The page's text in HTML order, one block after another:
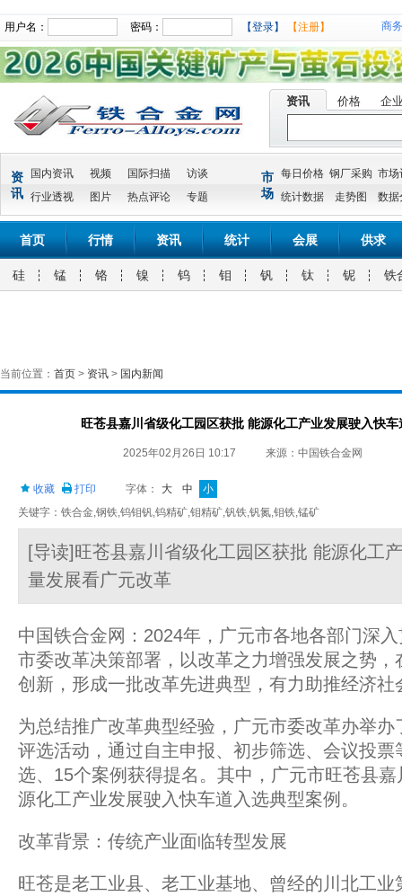
用户名： 密码： 【登录】 【注册】 商
资讯 价格 企
资
讯
国内资讯 视频 国际扫描
访谈
行业透视
图片 热点评论 专题
市
场
每日价格 钢厂采购 市场
统计数据
走势图 数据
首页 行情 资讯 统计 会展 供求
硅 锰 铬 镍 钨 钼 钒 钛 铌 铁
当前位置： 首页 > 资讯 > 国内新闻
旺苍县嘉川省级化工园区获批 能源化工产业发展驶入快
2025年02月26日 10:17 来源：中国铁合金网
收藏 打印 字体： 大 中
小
关键字：铁合金,钢铁,钨钼钒,钨精矿,钼精矿,钒铁,钒氮,钼铁,锰矿
[导读]旺苍县嘉川省级化工园区获批 能源化工
量发展看广元改革
中国铁合金网：2024年，广元市各地各部门深
市委改革决策部署，以改革之力增强发展之势
创新，形成一批改革先进典型，有力助推经济社
为总结推广改革典型经验，广元市委改革办举
评选活动，通过自主申报、初步筛选、会议投
选、15个案例获得提名。其中，广元市旺苍县
源化工产业发展驶入快车道入选典型案例。
改革背景：传统产业面临转型发展
旺苍是老工业县、老工业基地、曾经的川北工